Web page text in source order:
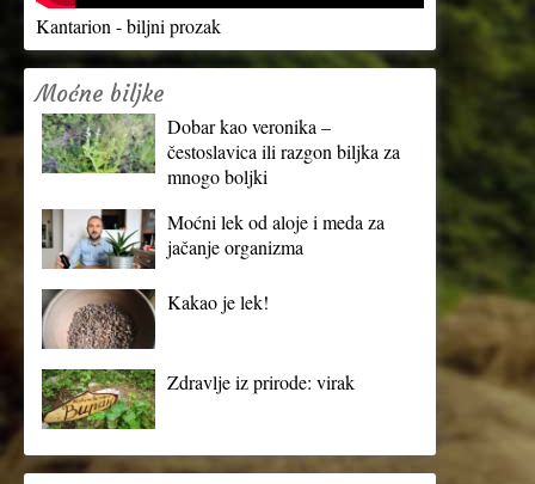
Kantarion - biljni prozak
Moćne biljke
Dobar kao veronika –
čestoslavica ili razgon biljka za
mnogo boljki
Moćni lek od aloje i meda za
jačanje organizma
Kakao je lek!
Zdravlje iz prirode: virak